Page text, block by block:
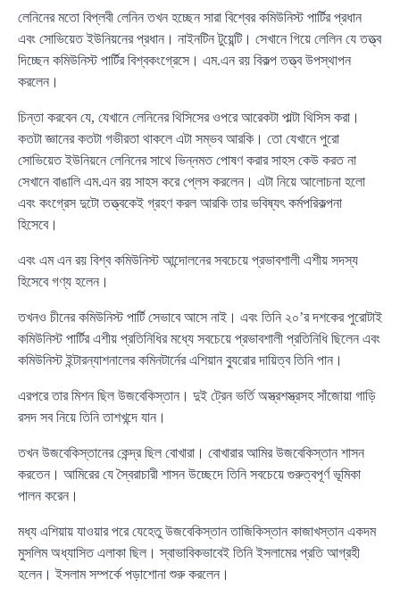
লেনিনের মতো বিপ্লবী লেনিন তখন হচ্ছেন সারা বিশ্বের কমিউনিস্ট পার্টির প্রধান
এবং সোভিয়েত ইউনিয়নের প্রধান। নাইনটিন টুয়েন্টি। সেখানে গিয়ে লেলিন যে তত্ত্ব
দিচ্ছেন কমিউনিস্ট পার্টির বিশ্বকংগ্রেসে। এম.এন রয় বিকল্প তত্ত্ব উপস্থাপন
করলেন।
চিন্তা করবেন যে, যেখানে লেনিনের থিসিসের ওপরে আরেকটা পাল্টা থিসিস করা।
কতটা জ্ঞানের কতটা গভীরতা থাকলে এটা সম্ভব আরকি। তো যেখানে পুরো
সোভিয়েত ইউনিয়নে লেনিনের সাথে ভিন্নমত পোষণ করার সাহস কেউ করত না
সেখানে বাঙালি এম.এন রয় সাহস করে প্লেস করলেন। এটা নিয়ে আলোচনা হলো
এবং কংগ্রেস দুটো তত্ত্বকেই গ্রহণ করল আরকি তার ভবিষ্যৎ কর্মপরিকল্পনা
হিসেবে।
এবং এম এন রয় বিশ্ব কমিউনিস্ট আন্দোলনের সবচেয়ে প্রভাবশালী এশীয় সদস্য
হিসেবে গণ্য হলেন।
তখনও চীনের কমিউনিস্ট পার্টি সেভাবে আসে নাই। এবং তিনি ২০’র দশকের পুরোটাই
কমিউনিস্ট পার্টির এশীয় প্রতিনিধির মধ্যে সবচেয়ে প্রভাবশালী প্রতিনিধি ছিলেন এবং
কমিউনিস্ট ইন্টারন্যাশনালের কমিনটার্নের এশিয়ান ব্যুরোর দায়িত্ব তিনি পান।
এরপরে তার মিশন ছিল উজবেকিস্তান। দুই ট্রেন ভর্তি অস্ত্রশস্ত্রসহ সাঁজোয়া গাড়ি
রসদ সব নিয়ে তিনি তাশখন্দে যান।
তখন উজবেকিস্তানের কেন্দ্র ছিল বোখারা। বোখারার আমির উজবেকিস্তান শাসন
করতেন। আমিরের যে স্বৈরাচারী শাসন উচ্ছেদে তিনি সবচেয়ে গুরুত্বপূর্ণ ভূমিকা
পালন করেন।
মধ্য এশিয়ায় যাওয়ার পরে যেহেতু উজবেকিস্তান তাজিকিস্তান কাজাখস্তান একদম
মুসলিম অধ্যাসিত এলাকা ছিল। স্বাভাবিকভাবেই তিনি ইসলামের প্রতি আগ্রহী
হলেন। ইসলাম সম্পর্কে পড়াশোনা শুরু করলেন।